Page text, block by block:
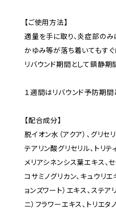
【ご使用方法】
適量を手に取り、炎症部のみ
かゆみ等が落ち着いてもす
リバウンド期間として鎮静
１週間はリバウンド予防期
【配合成分】
脱イオン⽔（アクア）、グリセ
テアリン酸グリセリル、トリテ
メリアシネンシス葉エキス、
コサミノグリカン、キュウリ
ョンズワート）エキス、ステア
ニ）フラワーエキス、トリエ